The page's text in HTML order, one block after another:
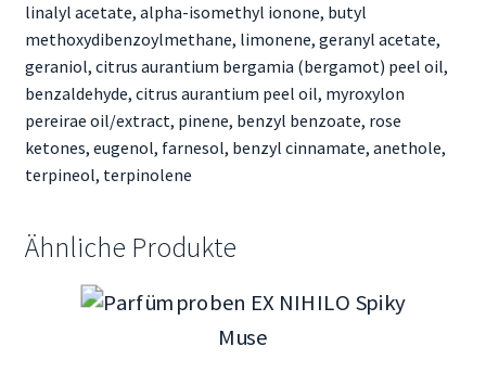
linalyl acetate, alpha-isomethyl ionone, butyl
methoxydibenzoylmethane, limonene, geranyl acetate,
geraniol, citrus aurantium bergamia (bergamot) peel oil,
benzaldehyde, citrus aurantium peel oil, myroxylon
pereirae oil/extract, pinene, benzyl benzoate, rose
ketones, eugenol, farnesol, benzyl cinnamate, anethole,
terpineol, terpinolene
Ähnliche Produkte